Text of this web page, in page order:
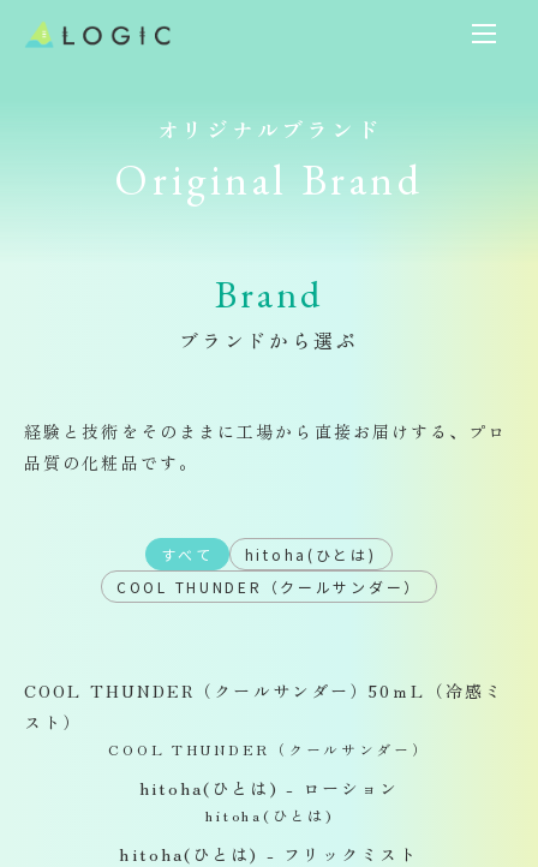
オリジナルブランド​​​​​​​
Original Brand
Brand​​​​​​​
ブランドから選ぶ
経験と技術をそのままに工場から直接お届けする、プロ
品質の化粧品です。
すべて
hitoha(ひとは)
COOL THUNDER（クールサンダー）
COOL THUNDER（クールサンダー）50ｍL（冷感ミ
スト）
COOL THUNDER（クールサンダー）
hitoha(ひとは) - ローション
hitoha(ひとは)
hitoha(ひとは) - フリックミスト